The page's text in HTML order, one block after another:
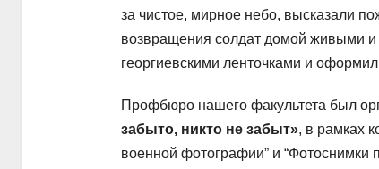
за чистое, мирное небо, высказали
возвращения солдат домой живыми
георгиевскими ленточками и
Профбюро нашего факультета был
забыто, никто не забыт», в рамках
военной фотографии” и “Фотоснимки